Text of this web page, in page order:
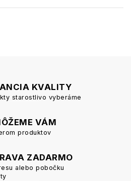
KVALITY
starostlivo vyberáme
VÁM
produktov
ZADARMO
alebo pobočku